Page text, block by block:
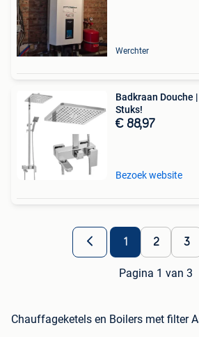
Werchter
Badkraan Douche
Stuks!
€ 88,97
Bezoek website
1 2 3
Pagina 1 van 3
Chauffageketels en Boilers met filter